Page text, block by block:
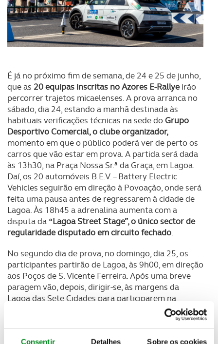
Consentir Detalhes Sobre os cookies
É já no próximo fim de semana, de 24 e 25 de junho,
que as 20 equipas inscritas no Azores E-Rallyeirão
percorrer trajetos micaelenses. A prova arranca no
sábado, dia 24, estando a manhã destinada às
habituais verificações técnicas na sede doGrupo
Desportivo Comercial, o clube organizador,
momento em que o público poderá ver de perto os
carros que vão estar em prova. A partida será dada
às 13h30, na Praça Nossa Sr.ª da Graça, em Lagoa.
Daí, os 20 automóveis B.E.V. – Battery Electric
Vehicles seguirão em direção à Povoação, onde será
feita uma pausa antes de regressarem à cidade de
Lagoa. Às 18h45 a adrenalina aumenta com a
disputa da “Lagoa Street Stage”, o único sector de
regularidade disputado em circuito fechado.
No segundo dia de prova, no domingo, dia 25, os
participantes partirão de Lagoa, às 9h00, em direção
aos Poços de S. Vicente Ferreira. Após uma breve
paragem vão, depois, dirigir-se, às margens da
Lagoa das Sete Cidades para participarem na
Para além do
Campeonato de Portugal, esta prova é pontuável
também para a Taça de Eficiência Energética e para